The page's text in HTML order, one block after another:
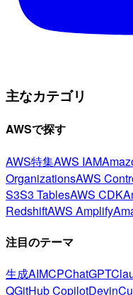
主なカテゴリ
AWSで探す
AWS特集AWS IAM
OrganizationsAWS
S3S3 TablesAWS CDK
RedshiftAWS Amplify
注目のテーマ
生成AIMCPChatGPT
QGitHub CopilotDevin